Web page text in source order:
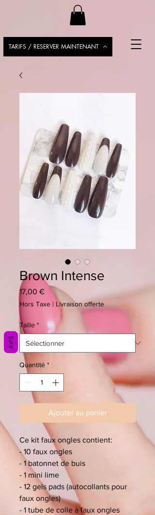
TARIFS / RESERVER MAINTENANT
Brown Intense
17,00 €Prix
Hors Taxe | Livraison offerte
Taille *
Quantité *
Ajouter au panier
Ce kit faux ongles contient:
- 10 faux ongles
- 1 batonnet de buis
- 1 mini lime
- 12 gels pads (autocollants pour
faux ongles)
- 1 tube de colle à faux ongles
AVIS